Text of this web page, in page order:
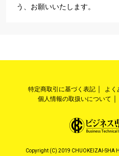
う、お願いいたします。
特定商取引に基づく表記 よく
個人情報の取扱いについて
Copyright (C) 2019 CHUOKEIZAI-SHA